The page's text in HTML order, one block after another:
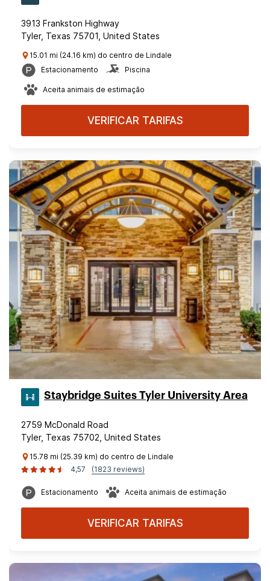
3913 Frankston Highway
Tyler, Texas 75701, United States
15.01 mi (24.16 km) do centro de Lindale
Estacionamento
Piscina
Aceita animais de estimação
VERIFICAR TARIFAS
Staybridge Suites Tyler University Area
2759 McDonald Road
Tyler, Texas 75702, United States
15.78 mi (25.39 km) do centro de Lindale
4,57
(1823 reviews)
Estacionamento Aceita animais de estimação
VERIFICAR TARIFAS